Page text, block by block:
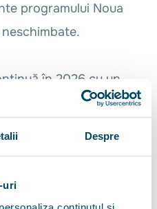
Despre
uri
programului Noua
în 2026 cu un
de milioane de lei,